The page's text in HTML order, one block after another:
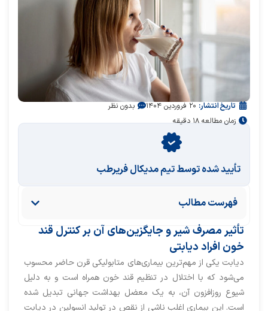
تاریخ انتشار: ۲۰ فروردین ۱۴۰۴
بدون نظر
زمان مطالعه ۱۸ دقیقه
تأیید‌‌‌‌‌‌‌ شده توسط تیم مدیکال فریرطب
فهرست مطالب
تأثیر مصرف شیر و جایگزین‌های آن بر کنترل قند
خون افراد دیابتی
دیابت یکی از مهم‌ترین بیماری‌های متابولیکی قرن حاضر محسوب
می‌شود که با اختلال در تنظیم قند خون همراه است و به دلیل
شیوع روزافزون آن، به یک معضل بهداشت جهانی تبدیل شده
است. این بیماری اغلب ناشی از نقص در تولید انسولین در دیابت